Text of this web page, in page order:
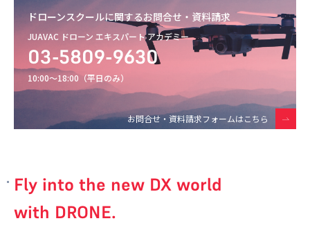
ドローンスクールに関するお問合せ・資料請求
JUAVAC ドローン エキスパート アカデミー
03-5809-9630
10:00〜18:00（平日のみ）
お問合せ・資料請求フォームはこちら
Fly into the new DX world
with DRONE.